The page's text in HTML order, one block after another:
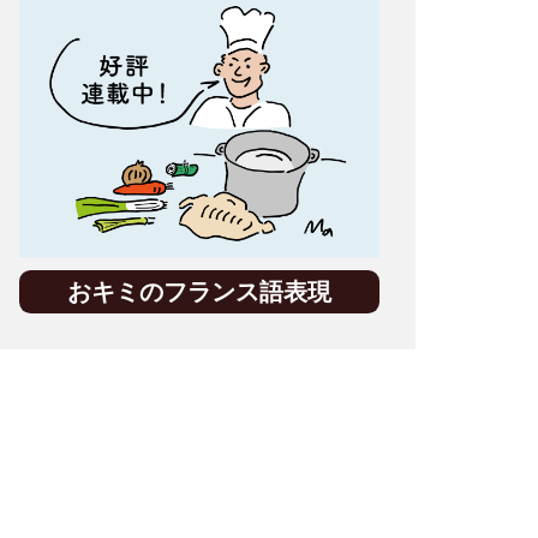
おキミのフランス語表現